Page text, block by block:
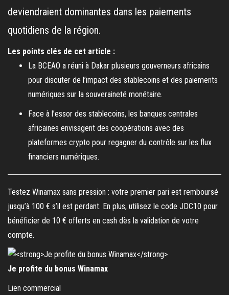
deviendraient dominantes dans les paiements
quotidiens de la région.
Les points clés de cet article :
La BCEAO a réuni à Dakar plusieurs gouverneurs africains
pour discuter de l’impact des stablecoins et des paiements
numériques sur la souveraineté monétaire.
Face à l’essor des stablecoins, les banques centrales
africaines envisagent des coopérations avec des
plateformes crypto pour regagner du contrôle sur les flux
financiers numériques.
Testez Winamax sans pression : votre premier pari est remboursé
jusqu’à 100 € s’il est perdant. En plus, utilisez le code JDC10 pour
bénéficier de 10 € offerts en cash dès la validation de votre
compte.
Je profite du bonus Winamax
Lien commercial